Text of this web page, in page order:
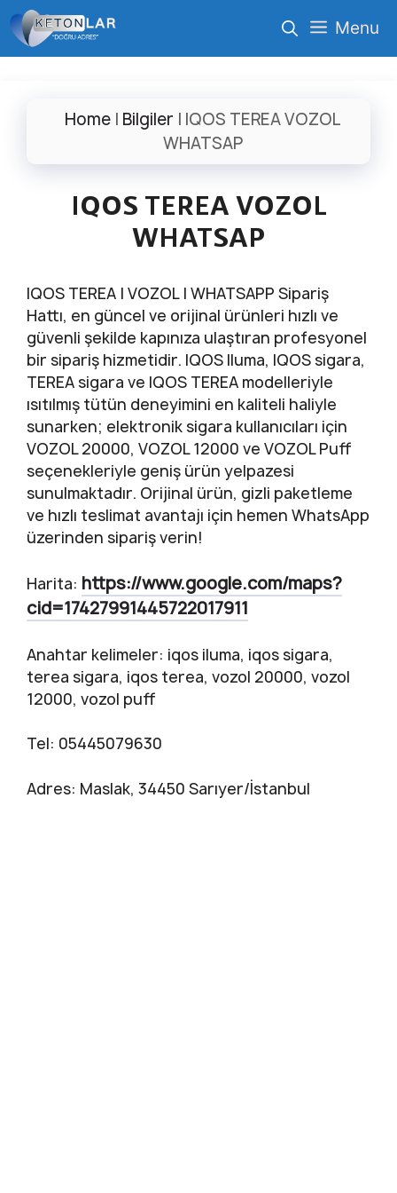
İçeriğe
atla
Menu
Home | Bilgiler | IQOS TEREA VOZOL
WHATSAP
IQOS TEREA VOZOL
WHATSAP
IQOS TEREA | VOZOL | WHATSAPP Sipariş
Hattı, en güncel ve orijinal ürünleri hızlı ve
güvenli şekilde kapınıza ulaştıran profesyonel
bir sipariş hizmetidir. IQOS Iluma, IQOS sigara,
TEREA sigara ve IQOS TEREA modelleriyle
ısıtılmış tütün deneyimini en kaliteli haliyle
sunarken; elektronik sigara kullanıcıları için
VOZOL 20000, VOZOL 12000 ve VOZOL Puff
seçenekleriyle geniş ürün yelpazesi
sunulmaktadır. Orijinal ürün, gizli paketleme
ve hızlı teslimat avantajı için hemen WhatsApp
üzerinden sipariş verin!
Harita: https://www.google.com/maps?
cid=17427991445722017911
Anahtar kelimeler: iqos iluma, iqos sigara,
terea sigara, iqos terea, vozol 20000, vozol
12000, vozol puff
Tel: 05445079630
Adres: Maslak, 34450 Sarıyer/İstanbul